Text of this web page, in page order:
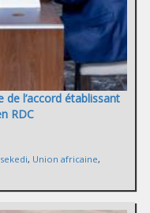
de l’accord établissant
RDC
, Union africaine,